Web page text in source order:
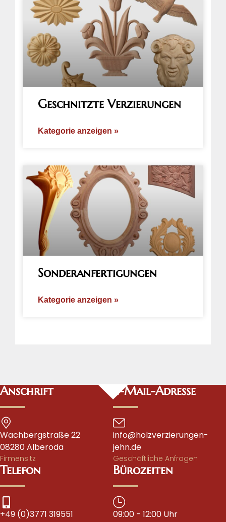
Geschnitzte Verzierungen
Kategorie anzeigen »
Sonderanfertigungen
Kategorie anzeigen »
Anschrift
Wachbergstraße 22
08280 Alberoda
Firmensitz
E-Mail-Adresse
info@holzverzierungen-
jehn.de
Geschäftliche Anfragen
Telefon
+49 (0)3771 319551
Bürozeiten
09:00 - 12:00 Uhr